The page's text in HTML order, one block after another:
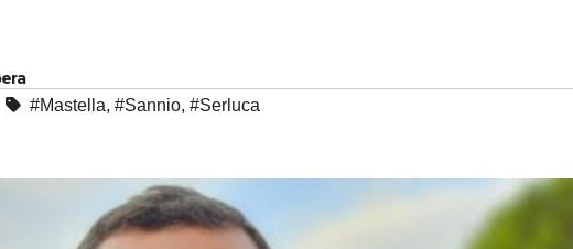
#Mastella, #Sannio, #Serluca